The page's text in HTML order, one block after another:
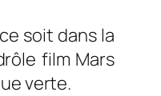
soit dans la
film Mars
verte.